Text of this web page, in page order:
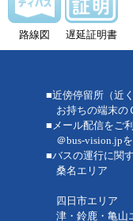
路線図 遅延証明書
■近傍停留所（近
お持ちの端末の
■メール配信をご
＠bus-vision.jpを
■バスの運行に関
桑名エリア
：八風
四日市エリア
津・鈴鹿・亀山